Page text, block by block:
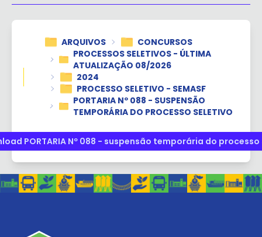
ARQUIVOS
CONCURSOS
PROCESSOS SELETIVOS - ÚLTIMA
ATUALIZAÇÃO 08/2026
2024
PROCESSO SELETIVO - SEMASF
PORTARIA Nº 088 - SUSPENSÃO
TEMPORÁRIA DO PROCESSO SELETIVO
PORTARIA Nº 088 - suspensão temporária do